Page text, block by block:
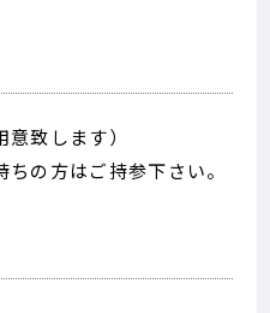
致します）
の方はご持参下さい。